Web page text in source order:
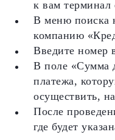
к вам терминал
В меню поиска
компанию
Введите номер
В поле «Сумма
платежа,
осуществить,
После
где будет